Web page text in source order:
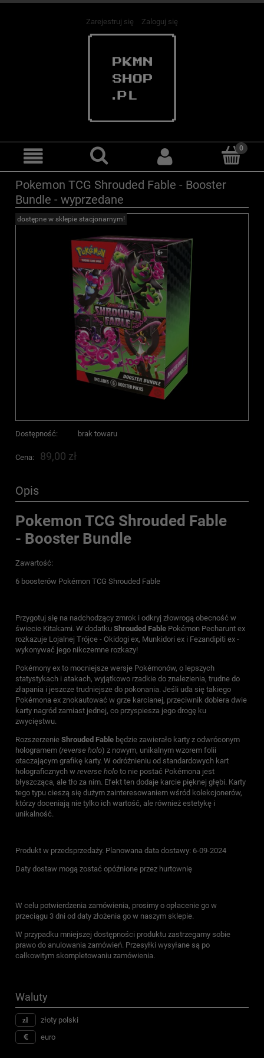
Zarejestruj się Zaloguj się
Pokemon TCG Shrouded Fable - Booster
Bundle - wyprzedane
dostępne w sklepie stacjonarnym!
Dostępność: brak towaru
Cena: 89,00 zł
Opis
Pokemon TCG Shrouded Fable
- Booster Bundle
Zawartość:
6 boosterów Pokémon TCG Shrouded Fable
Przygotuj się na nadchodzący zmrok i odkryj złowrogą obecność w
świecie Kitakami. W dodatku Shrouded Fable Pokémon Pecharunt ex
rozkazuje Lojalnej Trójce - Okidogi ex, Munkidori ex i Fezandipiti ex -
wykonywać jego nikczemne rozkazy!
Pokémony ex to mocniejsze wersje Pokémonów, o lepszych
statystykach i atakach, wyjątkowo rzadkie do znalezienia, trudne do
złapania i jeszcze trudniejsze do pokonania. Jeśli uda się takiego
Pokémona ex znokautować w grze karcianej, przeciwnik dobiera dwie
karty nagród zamiast jednej, co przyspiesza jego drogę ku
zwycięstwu.
Rozszerzenie Shrouded Fable będzie zawierało karty z odwróconym
hologramem (reverse holo) z nowym, unikalnym wzorem folii
otaczającym grafikę karty. W odróżnieniu od standardowych kart
holograficznych w reverse holo to nie postać Pokémona jest
błyszcząca, ale tło za nim. Efekt ten dodaje karcie pięknej głębi. Karty
tego typu cieszą się dużym zainteresowaniem wśród kolekcjonerów,
którzy doceniają nie tylko ich wartość, ale również estetykę i
unikalność.
Produkt w przedsprzedaży. Planowana data dostawy: 6-09-2024
Daty dostaw mogą zostać opóźnione przez hurtownię
W celu potwierdzenia zamówienia, prosimy o opłacenie go w
przeciągu 3 dni od daty złożenia go w naszym sklepie.
W przypadku mniejszej dostępności produktu zastrzegamy sobie
prawo do anulowania zamówień. Przesyłki wysyłane są po
całkowitym skompletowaniu zamówienia.
Waluty
złoty polski
euro